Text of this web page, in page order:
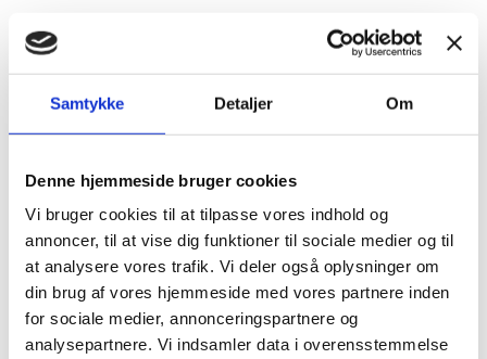
Samtykke Detaljer Om
Denne hjemmeside bruger cookies
Vi bruger cookies til at tilpasse vores indhold og
annoncer, til at vise dig funktioner til sociale medier og til
at analysere vores trafik. Vi deler også oplysninger om
din brug af vores hjemmeside med vores partnere inden
for sociale medier, annonceringspartnere og
analysepartnere. Vi indsamler data i overensstemmelse